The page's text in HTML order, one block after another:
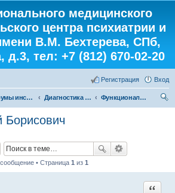
медицинского
центра психиатрии и
В.М. Бехтерева, СПб,
д.3, тел: +7 (812) 670-02-20
Вход
Регистрация
Форумы института Диагностика от «А» до «Я»
Функциональные исследования
Борисович
• Страница 1 из 1
Цитата